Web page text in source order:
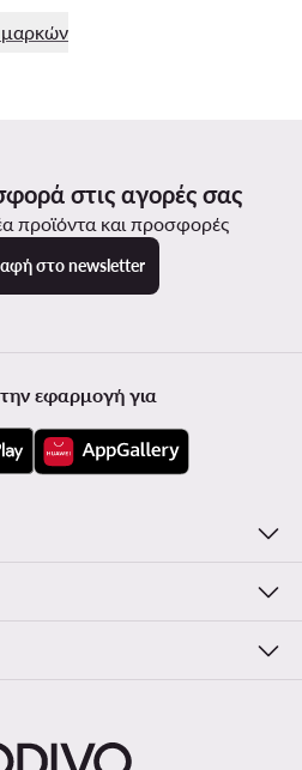
μαρκών
στις αγορές σας
προϊόντα και προσφορές
στο newsletter
εφαρμογή για